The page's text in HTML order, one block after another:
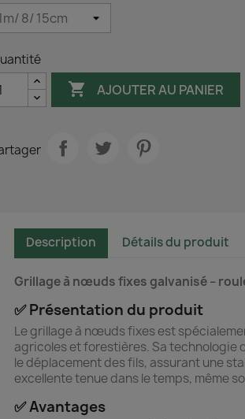
 AJOUTER AU PANIER
Description Détails du produit
Grillage à nœuds fixes galvanisé –
✅ Présentation du produit
Le grillage à nœuds fixes est
agricoles et forestières. Sa
le déplacement des fils, assurant une
excellente tenue dans le temps, même
✅ Avantages